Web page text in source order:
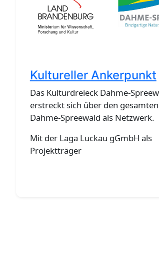
Kultureller Ankerpunkt
Das Kulturdreieck Dahme-
erstreckt sich über den
Dahme-Spreewald als Netzwerk.
Mit der Laga Luckau gGmbH als
Projektträger